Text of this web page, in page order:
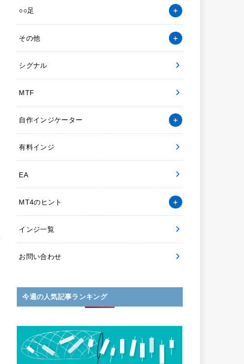
○○足
その他
シグナル
MTF
自作インジケーター
有料インジ
EA
MT4のヒント
インジ一覧
お問い合わせ
今週の人気記事ランキング